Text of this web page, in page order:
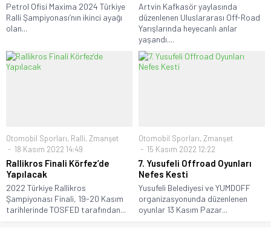
Petrol Ofisi Maxima 2024 Türkiye
Ralli Şampiyonası’nın ikinci ayağı
olan...
Artvin Kafkasör yaylasında
düzenlenen Uluslararası Off-Road
Yarışlarında heyecanlı anlar
yaşandı....
Otomobil Sporları, Ralli, Zmanşet
18 Kasım 2022 14:49
Rallikros Finali Körfez’de
Yapılacak
2022 Türkiye Rallikros
Şampiyonası Finali, 19-20 Kasım
tarihlerinde TOSFED tarafından...
Otomobil Sporları, Zmanşet
15 Kasım 2022 12:22
7. Yusufeli Offroad Oyunları
Nefes Kesti
Yusufeli Belediyesi ve YUMDOFF
organizasyonunda düzenlenen
oyunlar 13 Kasım Pazar...